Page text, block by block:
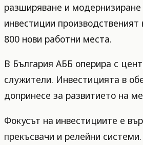
разширяване и
инвестиции
800 нови работни места.
В България АББ оперира с
служители. Инвестицията в
допринесе за развитието на
Фокусът на инвестициите е
прекъсвачи и релейни